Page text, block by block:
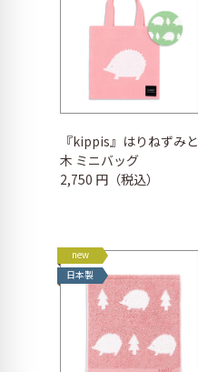
『kippis』はりねずみと
木 ミニバッグ
2,750 円（税込）
new
日本製